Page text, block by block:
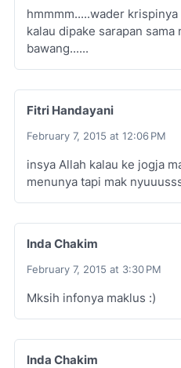
hmmmm.....wader
kalau dipake sarapan
bawang......
Fitri Handayani
February 7, 2015 at 12:06 PM
insya Allah kalau ke jogja
menunya tapi mak
Inda Chakim
February 7, 2015 at 3:30 PM
Mksih infonya maklus :)
Inda Chakim